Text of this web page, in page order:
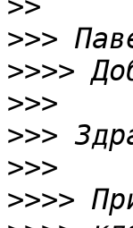
>>
>>>
>>>>
>>>
>>>
>>>
>>>>